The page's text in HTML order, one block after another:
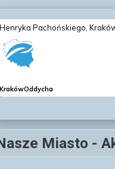
Miasto -